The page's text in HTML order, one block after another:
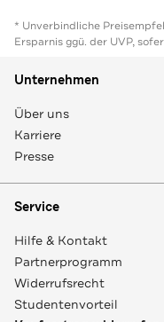
* Unverbindliche
Ersparnis ggü. der UVP,
Unternehmen
Über uns
Karriere
Presse
Service
Hilfe & Kontakt
Partnerprogramm
Widerrufsrecht
Studentenvorteil